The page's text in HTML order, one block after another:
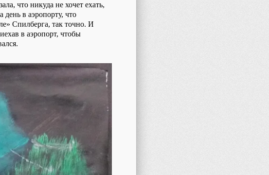
что никуда не хочет ехать,
день в аэропорту, что
Спилберга, так точно. И
в аэропорт, чтобы